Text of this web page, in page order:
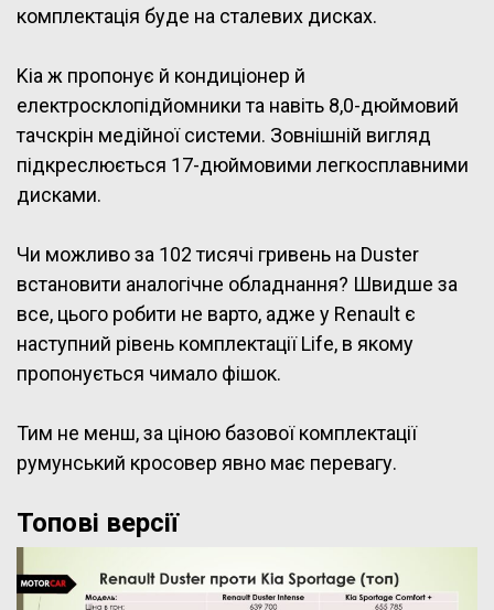
комплектація буде на сталевих дисках.
Kia ж пропонує й кондиціонер й
електросклопідйомники та навіть 8,0-дюймовий
тачскрін медійної системи. Зовнішній вигляд
підкреслюється 17-дюймовими легкосплавними
дисками.
Чи можливо за 102 тисячі гривень на Duster
встановити аналогічне обладнання? Швидше за
все, цього робити не варто, адже у Renault є
наступний рівень комплектації Life, в якому
пропонується чимало фішок.
Тим не менш, за ціною базової комплектації
румунський кросовер явно має перевагу.
Топові версії